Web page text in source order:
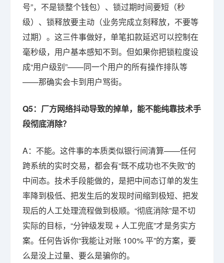
号”，不是锁整个钱包）、锁过期时间要短（秒
级）、锁释放要主动（业务完成立刻释放，不要等
过期）。这三件事做好，单笔扣款延迟可以控制在
毫秒级，用户基本感知不到。但如果你把锁粒度设
成“用户级别”——同一个用户的所有操作排队等
——那确实会卡到用户骂街。
Q5：厂方网络抖动导致的掉单，能不能纯靠技术手
段彻底消除？
A：不能。这件事的本质类似银行间清算——任何
跨系统的实时交易，都会有“既不成功也不失败”的
中间态。技术手段能做的，是把中间态订单的发生
率降到极低、把发生后的发现时间缩到极短、把发
现后的人工处理流程做到极顺。“彻底消除”是不切
实际的目标，“分钟级发现 + 人工兜底”才是务实方
案。任何告诉你“我能让对账 100% 平”的方案，要
么是没上过量、要么是骗你的。